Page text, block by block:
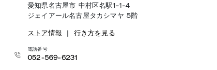
愛知県名古屋市 中村区名駅1-1-4
ジェイアール名古屋タカシマヤ 5階
ストア情報 行き方を見る
電話番号
052-569-6231